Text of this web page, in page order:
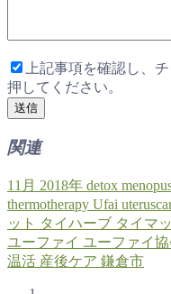
上記事項を確認し、
押してください。
関連
11月 2018年 detox
thermotherapy Ufai
ット タイハーブ タイマ
ユーファイ ユーファイ協
温活 産後ケア 鎌倉市